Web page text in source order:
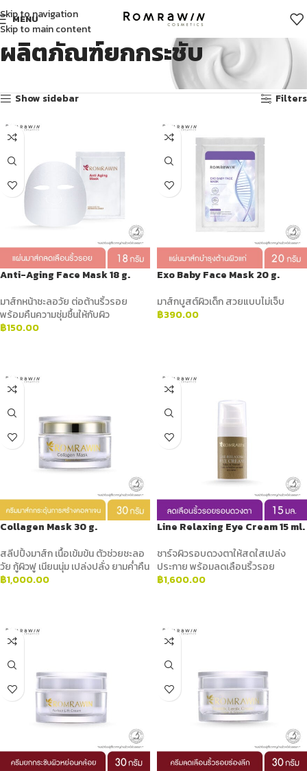
Skip to navigation
Skip to main content
MENU
ผลิตภัณฑ์ยกกระชับ
Show sidebar
Filters
Anti-Aging Face Mask 18 g.
มาส์กหน้าชะลอวัย ต่อต้านริ้วรอย
พร้อมคืนความชุ่มชื้นให้กับผิว
฿150.00
Exo Baby Face Mask 20 g.
มาส์กบูสต์ผิวเด็ก สวยแบบไม่เจ็บ
฿390.00
Collagen Mask 30 g.
สลีปปิ้งมาส์ก เนื้อเข้มข้น ตัวช่วยชะลอ
วัย กู้ผิวฟู เนียนนุ่ม เปล่งปลั่ง ยามค่ำคืน
฿1,000.00
Line Relaxing Eye Cream 15 ml.
ชาร์จผิวรอบดวงตาให้สดใสเปล่ง
ประกาย พร้อมลดเลือนริ้วรอย
฿1,600.00